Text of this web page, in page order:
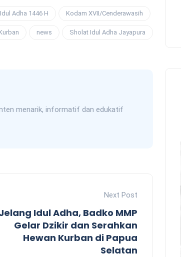
Idul Adha 1446 H Kodam XVII/Cenderawasih
news Sholat Idul Adha Jayapura
menarik, informatif dan edukatif
Next Post
Idul Adha, Badko MMP
Gelar Dzikir dan Serahkan
Hewan Kurban di Papua
Selatan